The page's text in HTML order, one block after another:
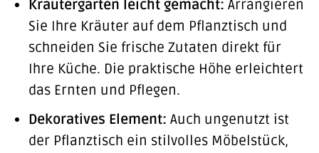
Kräutergarten leicht gemacht: Arrangieren
Sie Ihre Kräuter auf dem Pflanztisch und
schneiden Sie frische Zutaten direkt für
Ihre Küche. Die praktische Höhe erleichtert
das Ernten und Pflegen.
Dekoratives Element: Auch ungenutzt ist
der Pflanztisch ein stilvolles Möbelstück,